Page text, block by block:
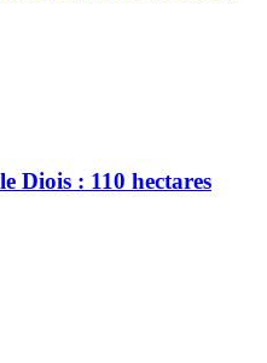
Diois : 110 hectares